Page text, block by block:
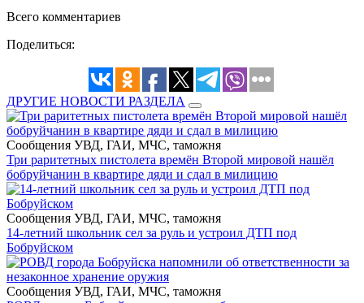
Всего комментариев
Поделиться:
ДРУГИЕ НОВОСТИ РАЗДЕЛА
Сообщения УВД, ГАИ, МЧС, таможня
Три раритетных пистолета времён Второй мировой нашёл
бобруйчанин в квартире дяди и сдал в милицию
Сообщения УВД, ГАИ, МЧС, таможня
14-летний школьник сел за руль и устроил ДТП под
Бобруйском
Сообщения УВД, ГАИ, МЧС, таможня